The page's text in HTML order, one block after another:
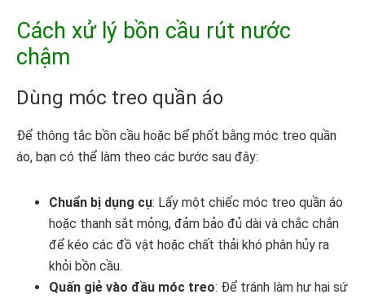
Cách xử lý bồn cầu rút nước
chậm
Dùng móc treo quần áo
Để thông tắc bồn cầu hoặc bể phốt bằng móc treo quần
áo, bạn có thể làm theo các bước sau đây:
Chuẩn bị dụng cụ: Lấy một chiếc móc treo quần áo
hoặc thanh sắt mỏng, đảm bảo đủ dài và chắc chắn
để kéo các đồ vật hoặc chất thải khó phân hủy ra
khỏi bồn cầu.
Quấn giẻ vào đầu móc treo: Để tránh làm hư hại sứ